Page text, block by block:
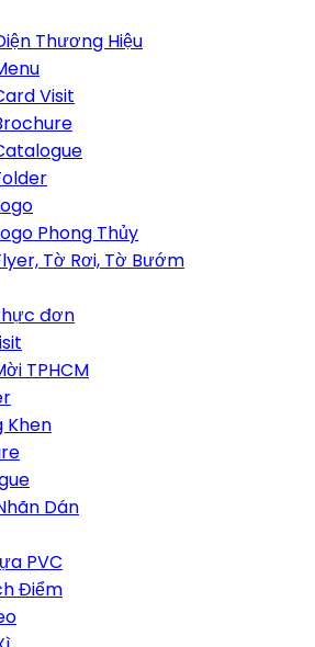
Thương Hiệu
Visit
Phong Thủy
Tờ Rơi, Tờ Bướm
đơn
TPHCM
Khen
Dán
PVC
Điểm